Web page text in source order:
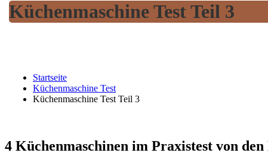
Küchenmaschine Test Teil 3
Startseite
Küchenmaschine Test
Küchenmaschine Test Teil 3
4 Küchenmaschinen im Praxistest von